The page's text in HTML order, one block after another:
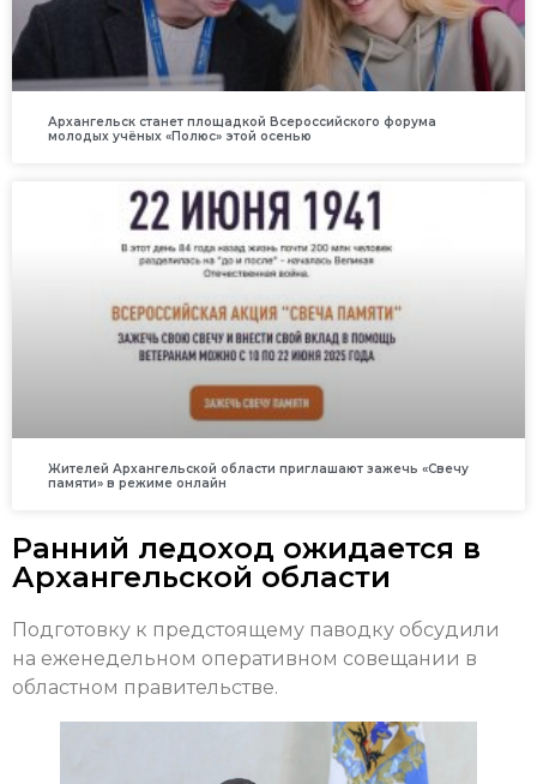
Архангельск станет площадкой Всероссийского форума
молодых учёных «Полюс» этой осенью
Жителей Архангельской области приглашают зажечь «Свечу
памяти» в режиме онлайн
Ранний ледоход ожидается в
Архангельской области
Подготовку к предстоящему паводку обсудили
на еженедельном оперативном совещании в
областном правительстве.